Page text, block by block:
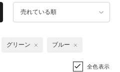
売れている順
グリーン ブルー
全色表示